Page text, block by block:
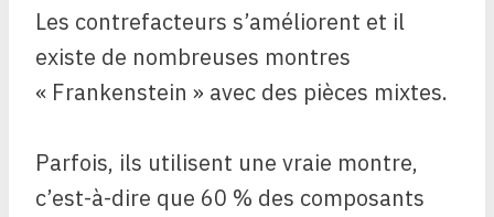
Les contrefacteurs s’améliorent et il
existe de nombreuses montres
« Frankenstein » avec des pièces mixtes.
Parfois, ils utilisent une vraie montre,
c’est-à-dire que 60 % des composants